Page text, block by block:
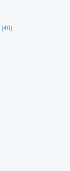
(40)